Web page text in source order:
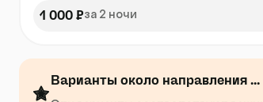
1 000 ₽за 2 ночи
Варианты около направления ...